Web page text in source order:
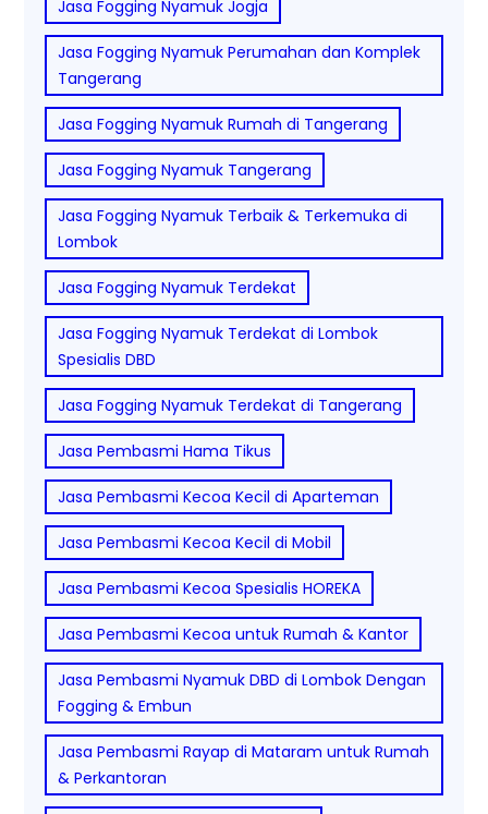
Jasa Fogging Nyamuk Jogja
Jasa Fogging Nyamuk Perumahan dan Komplek
Tangerang
Jasa Fogging Nyamuk Rumah di Tangerang
Jasa Fogging Nyamuk Tangerang
Jasa Fogging Nyamuk Terbaik & Terkemuka di
Lombok
Jasa Fogging Nyamuk Terdekat
Jasa Fogging Nyamuk Terdekat di Lombok
Spesialis DBD
Jasa Fogging Nyamuk Terdekat di Tangerang
Jasa Pembasmi Hama Tikus
Jasa Pembasmi Kecoa Kecil di Aparteman
Jasa Pembasmi Kecoa Kecil di Mobil
Jasa Pembasmi Kecoa Spesialis HOREKA
Jasa Pembasmi Kecoa untuk Rumah & Kantor
Jasa Pembasmi Nyamuk DBD di Lombok Dengan
Fogging & Embun
Jasa Pembasmi Rayap di Mataram untuk Rumah
& Perkantoran